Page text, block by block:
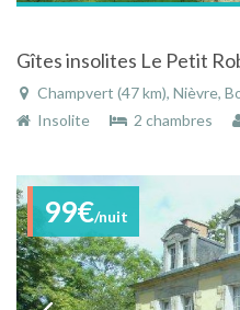
Gîtes insolites Le Petit
Champvert (47 km), Nièvre,
Insolite
2 chambres
99€/nuit